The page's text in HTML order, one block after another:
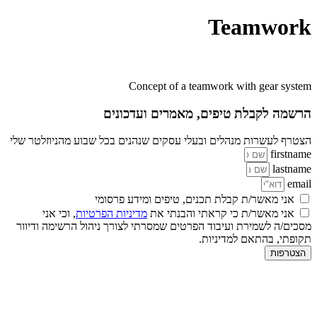
Teamwork
Concept of a teamwork with gear system
הרשמה לקבלת טיפים, מאמרים ועדכונים
הצטרף לעשרות מנהלים ובעלי עסקים שנהנים בכל שבוע מהניוזלטר שלי
firstname
lastname
email
אני מאשר/ת קבלת תכנים, טיפים ומידע פרסומי
אני מאשר/ת כי קראתי והבנתי את מדיניות הפרטיות, וכי אני
מסכים/ה לשמירת ועיבוד הפרטים שמסרתי לצורך ניהול הרשימה ודיוור
תקופתי, בהתאם למדיניות.
הצטרפות